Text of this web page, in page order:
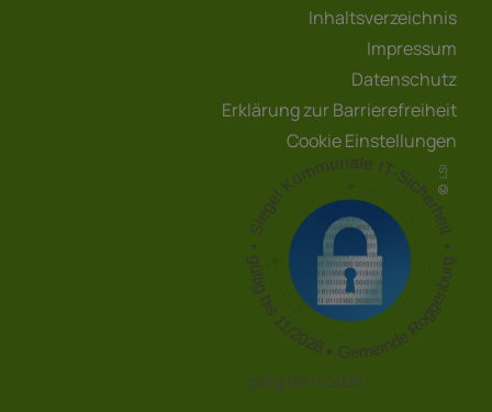
Inhaltsverzeichnis
Impressum
Datenschutz
Erklärung zur Barrierefreiheit
Cookie Einstellungen
LSI
gültig bis 11/2028